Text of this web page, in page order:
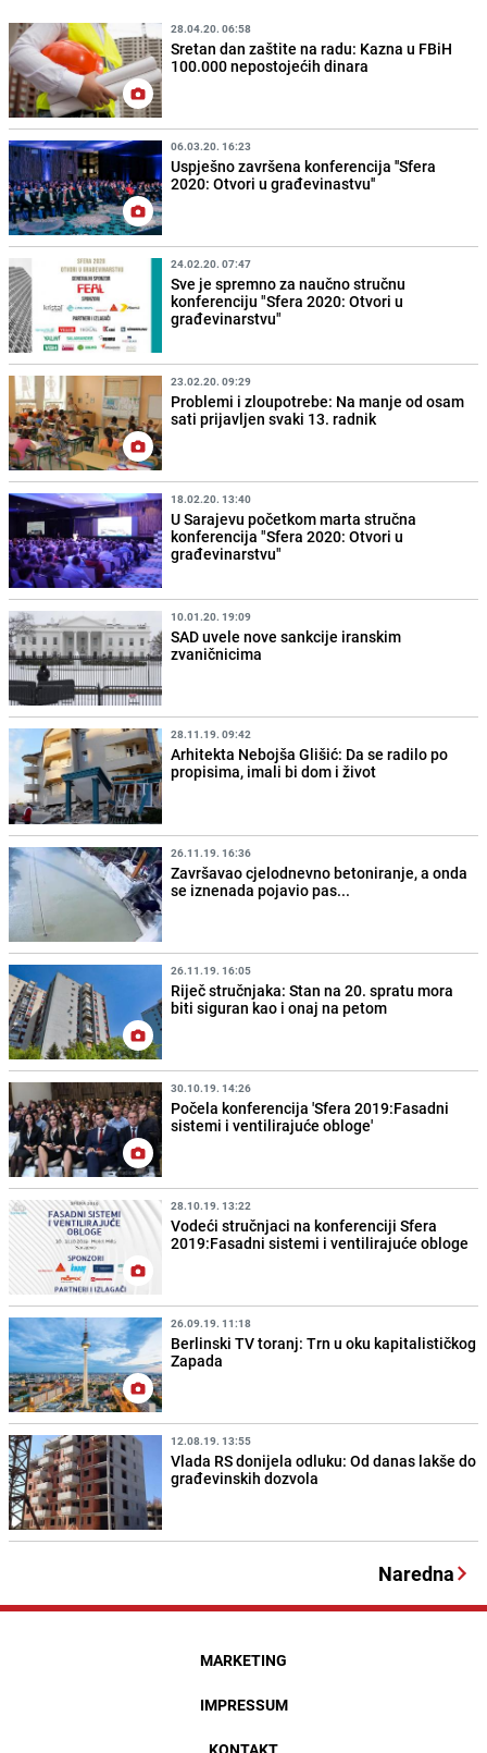
28.04.20. 06:58
Sretan dan zaštite na radu: Kazna u FBiH
100.000 nepostojećih dinara
06.03.20. 16:23
Uspješno završena konferencija ''Sfera
2020: Otvori u građevinastvu''
24.02.20. 07:47
Sve je spremno za naučno stručnu
konferenciju "Sfera 2020: Otvori u
građevinarstvu"
23.02.20. 09:29
Problemi i zloupotrebe: Na manje od osam
sati prijavljen svaki 13. radnik
18.02.20. 13:40
U Sarajevu početkom marta stručna
konferencija "Sfera 2020: Otvori u
građevinarstvu"
10.01.20. 19:09
SAD uvele nove sankcije iranskim
zvaničnicima
28.11.19. 09:42
Arhitekta Nebojša Glišić: Da se radilo po
propisima, imali bi dom i život
26.11.19. 16:36
Završavao cjelodnevno betoniranje, a onda
se iznenada pojavio pas...
26.11.19. 16:05
Riječ stručnjaka: Stan na 20. spratu mora
biti siguran kao i onaj na petom
30.10.19. 14:26
Počela konferencija 'Sfera 2019:Fasadni
sistemi i ventilirajuće obloge'
28.10.19. 13:22
Vodeći stručnjaci na konferenciji Sfera
2019:Fasadni sistemi i ventilirajuće obloge
26.09.19. 11:18
Berlinski TV toranj: Trn u oku kapitalističkog
Zapada
12.08.19. 13:55
Vlada RS donijela odluku: Od danas lakše do
građevinskih dozvola
Naredna
MARKETING
IMPRESSUM